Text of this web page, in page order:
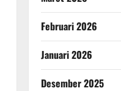
Februari 2026
Januari 2026
Desember 2025